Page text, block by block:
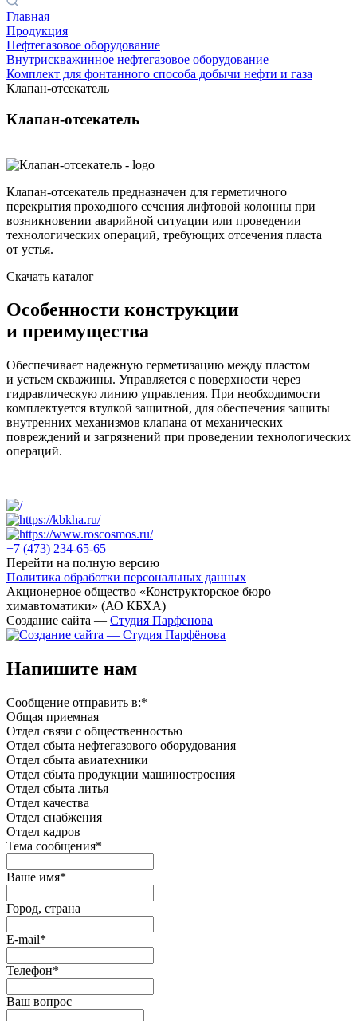
Главная
Продукция
Нефтегазовое оборудование
Внутрискважинное нефтегазовое оборудование
Комплект для фонтанного способа добычи нефти и газа
Клапан-отсекатель
Клапан-отсекатель
Клапан-отсекатель предназначен для герметичного
перекрытия проходного сечения лифтовой колонны при
возникновении аварийной ситуации или проведении
технологических операций, требующих отсечения пласта
от устья.
Скачать каталог
Особенности конструкции
и преимущества
Обеспечивает надежную герметизацию между пластом
и устьем скважины. Управляется с поверхности через
гидравлическую линию управления. При необходимости
комплектуется втулкой защитной, для обеспечения защиты
внутренних механизмов клапана от механических
повреждений и загрязнений при проведении технологических
операций.
+7 (473) 234-65-65
Перейти на полную версию
Политика обработки персональных данных
Акционерное общество «Конструкторское бюро
химавтоматики» (АО КБХА)
Создание сайта — Студия Парфенова
Напишите нам
Сообщение отправить в:*
Общая приемная
Отдел связи с общественностью
Oтдел сбыта нефтегазового оборудования
Отдел сбыта авиатехники
Отдел сбыта продукции машиностроения
Отдел сбыта литья
Отдел качества
Oтдел снабжения
Отдел кадров
Тема сообщения*
Ваше имя*
Город, страна
E-mail*
Телефон*
Ваш вопрос